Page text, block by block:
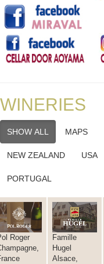
WINERIES
SHOW ALL MAPS
NEW ZEALAND USA
PORTUGAL
Roger
Famille
Hugel
Alsace,